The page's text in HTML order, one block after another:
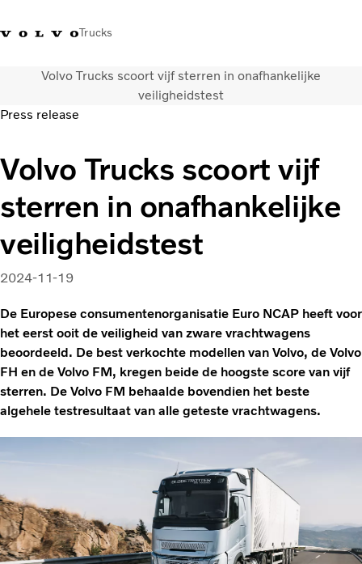
Trucks
+32-2 482 51 11JobsMerchandise ShopInloggen FrançaisBelgië
Trucks
Services
Over ons
Pers en media
Contact
Energietransitie
Dealerlocator
Volvo Trucks scoort vijf sterren in onafhankelijke
veiligheidstest
Press release
Volvo Trucks scoort vijf
sterren in onafhankelijke
veiligheidstest
2024-11-19
De Europese consumentenorganisatie Euro NCAP heeft voor
het eerst ooit de veiligheid van zware vrachtwagens
beoordeeld. De best verkochte modellen van Volvo, de Volvo
FH en de Volvo FM, kregen beide de hoogste score van vijf
sterren. De Volvo FM behaalde bovendien het beste
algehele testresultaat van alle geteste vrachtwagens.